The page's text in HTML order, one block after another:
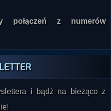
i bądź na bieżąco z